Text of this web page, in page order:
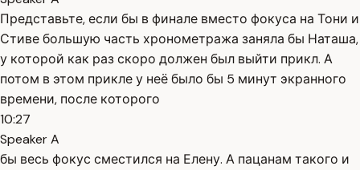
Представьте, если бы в финале вместо фокуса на Тони и
Стиве большую часть хронометража заняла бы Наташа,
у которой как раз скоро должен был выйти прикл. А
потом в этом прикле у неё было бы 5 минут экранного
времени, после которого
10:27
Speaker A
бы весь фокус сместился на Елену. А пацанам такого и